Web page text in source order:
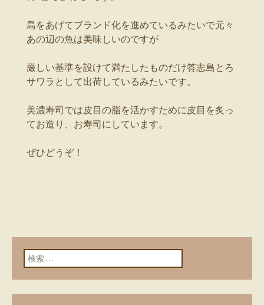
島をあげてブランド化を進めているみたいで元々
あの辺の魚は美味しいのですが
厳しい基準を設けて満たしたものだけ答志島とろ
サワラとして出荷しているみたいです。
美濃寿司では皮目の脂を活かすために皮目を炙っ
てお造り、お寿司にしています。
ぜひどうぞ！
検索: